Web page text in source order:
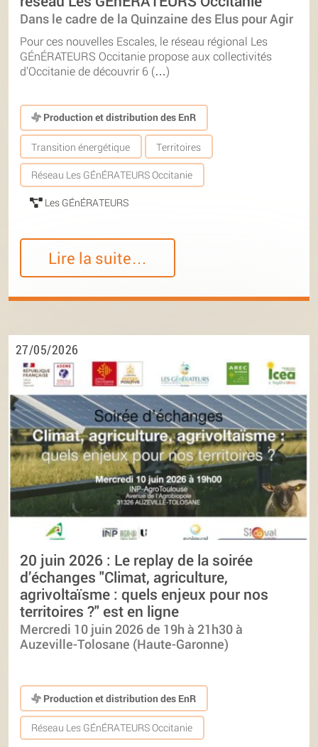
Dans le cadre de la Quinzaine des Elus pour Agir
Pour ces nouvelles Escales, le réseau régional Les
GÉnÉRATEURS Occitanie propose aux collectivités
d’Occitanie de découvrir 6 (…)
Production et distribution des EnR
Transition énergétique Territoires
Réseau Les GÉnÉRATEURS Occitanie
Les GÉnÉRATEURS
Lire la suite…
27/05/2026
20 juin 2026 : Le replay de la soirée
d’échanges "Climat, agriculture,
agrivoltaïsme : quels enjeux pour nos
territoires ?" est en ligne
Mercredi 10 juin 2026 de 19h à 21h30 à
Auzeville-Tolosane (Haute-Garonne)
Production et distribution des EnR
Réseau Les GÉnÉRATEURS Occitanie